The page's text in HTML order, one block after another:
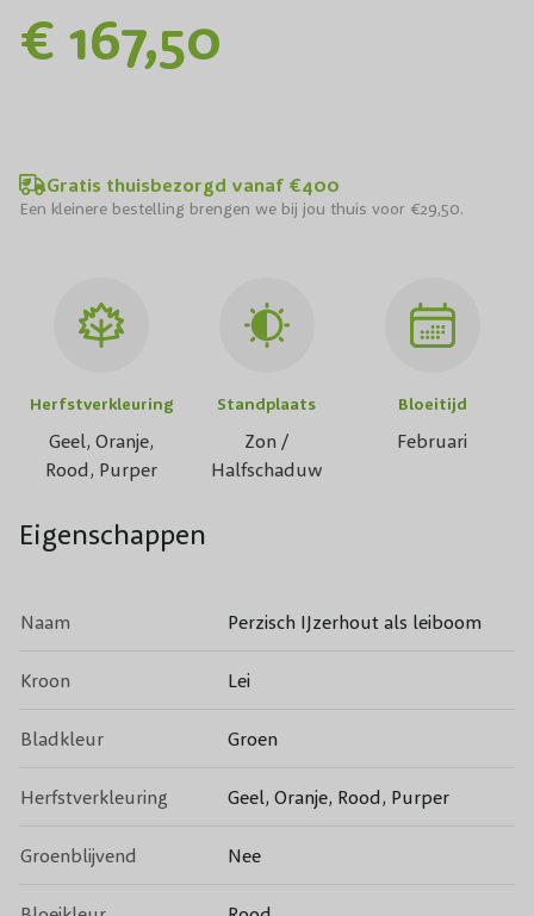
€ 167,50
Gratis thuisbezorgd vanaf €400
Een kleinere bestelling brengen we bij jou thuis voor €29,50.
Herfstverkleuring
Geel, Oranje,
Rood, Purper
Standplaats
Zon /
Halfschaduw
Bloeitijd
Februari
Eigenschappen
Naam Perzisch IJzerhout als leiboom
Kroon Lei
Bladkleur Groen
Herfstverkleuring Geel, Oranje, Rood, Purper
Groenblijvend Nee